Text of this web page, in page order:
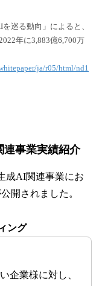
巡る動向」によると、
年に3,883億6,700万
ja/r05/html/nd1
事業実績紹介
成AI関連事業にお
開されました。
ング
企業様に対し、